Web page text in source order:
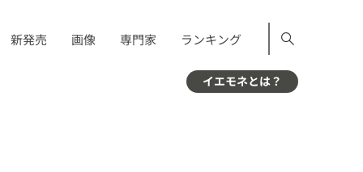
新発売 画像 専門家 ランキング
イエモネとは？